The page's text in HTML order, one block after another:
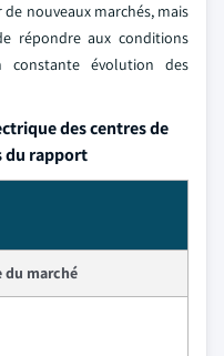
nouveaux marchés, mais
répondre aux conditions
constante évolution des
des centres de
du rapport
du marché